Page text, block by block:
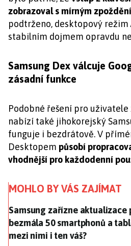
zobrazoval s mírným
podtrženo, desktopový
stabilním dojmem opravdu
Samsung Dex válcuje
zásadní funkce
Podobné řešení pro
nabízí také jihokorejský
funguje i bezdrátově. V
Desktopem působí
vhodnější pro každodenní
MOHLO BY VÁS ZAJÍMAT
Samsung zařízne
Samsung zařízne aktualizace
bezmála 50 smartphonů a
mezi nimi i ten váš?